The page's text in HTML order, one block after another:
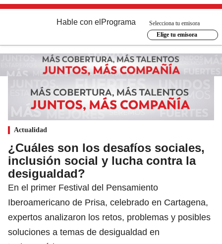
Hable con el Programa
Selecciona tu emisora
Elige tu emisora
Actualidad
¿Cuáles son los desafíos sociales,
inclusión social y lucha contra la
desigualdad?
En el primer Festival del Pensamiento
Iberoamericano de Prisa, celebrado en Cartagena,
expertos analizaron los retos, problemas y posibles
soluciones a temas de desigualdad en